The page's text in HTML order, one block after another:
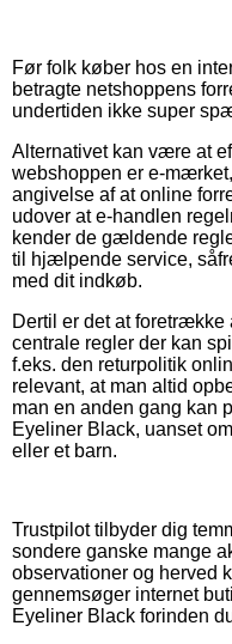
Før folk køber hos en
betragte netshoppens
undertiden ikke super
Alternativet kan være at
webshoppen er e-
angivelse af at online
udover at e-handlen
kender de gældende
til hjælpende service,
med dit indkøb.
Dertil er det at
centrale regler der kan
f.eks. den returpolitik
relevant, at man altid
man en anden gang kan
Eyeliner Black, uanset
eller et barn.
Trustpilot tilbyder dig
sondere ganske mange
observationer og herved
gennemsøger internet
Eyeliner Black forinden